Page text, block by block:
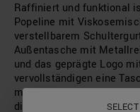
Raffiniert und funktional
Popeline mit
verstellbarem
Außentasche mit
und das geprägte Logo
vervollständigen eine
mit Liebe zum Detail,
die Freizeit.